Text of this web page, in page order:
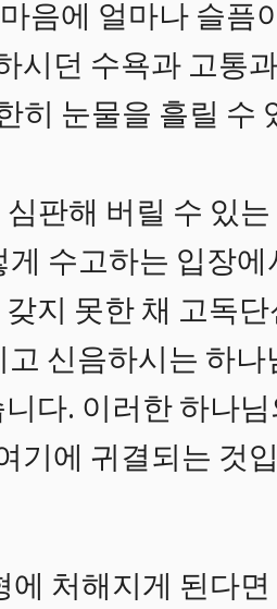
음에 얼마나 슬픔
시던 수욕과 고통
히 눈물을 흘릴 수
판해 버릴 수 있
수고하는 입장에
지 못한 채 고독
신음하시는 하
다. 이러한 하나
기에 귀결되는 것
처해지게 된다